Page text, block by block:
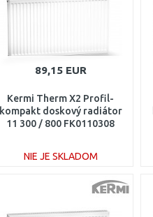
89,15 EUR
Kermi Therm X2 Profil-
kompakt doskový radiátor
11 300 / 800 FK0110308
NIE JE SKLADOM
DO KOŠÍKA
Porovnať